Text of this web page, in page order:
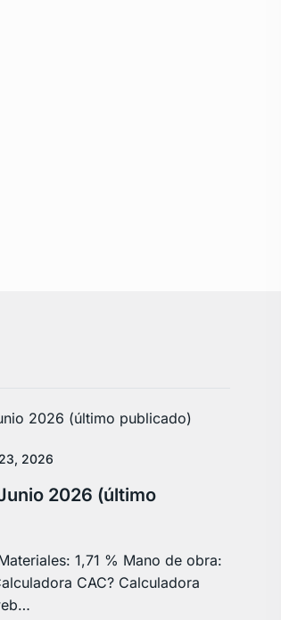
2026
2026 (último
1,71 % Mano de obra:
CAC? Calculadora